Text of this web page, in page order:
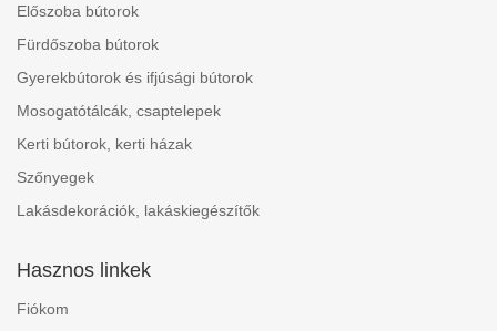
Előszoba bútorok
Fürdőszoba bútorok
Gyerekbútorok és ifjúsági bútorok
Mosogatótálcák, csaptelepek
Kerti bútorok, kerti házak
Szőnyegek
Lakásdekorációk, lakáskiegészítők
Hasznos linkek
Fiókom